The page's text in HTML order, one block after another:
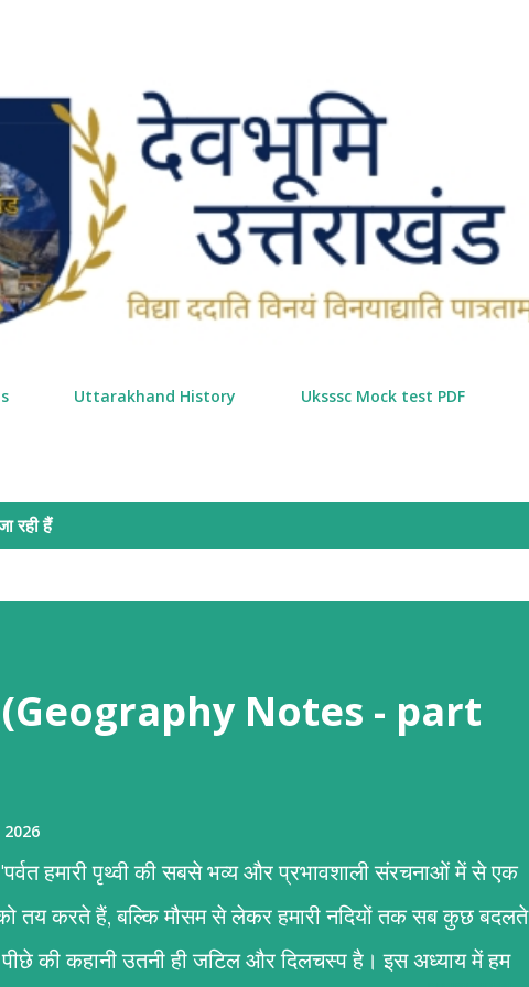
Uttarakhand History Uksssc Mock test PDF
रही हैं
(Geography Notes - part
2026
"पर्वत हमारी पृथ्वी की सबसे भव्य और प्रभावशाली संरचनाओं में से एक
तय करते हैं, बल्कि मौसम से लेकर हमारी नदियों तक सब कुछ बदलते
की कहानी उतनी ही जटिल और दिलचस्प है। इस अध्याय में हम